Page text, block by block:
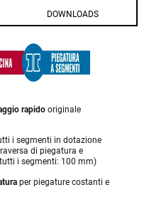
DOWNLOADS
rapido originale
i segmenti in dotazione
di piegatura e
i segmenti: 100 mm)
per piegature costanti e